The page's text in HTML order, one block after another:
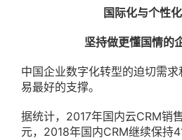
国际化与个性
坚持做更懂国情的
中国企业数字化转型的迫切需
易最好的支撑。
据统计，2017年国内云CRM销
元，2018年国内CRM继续保持